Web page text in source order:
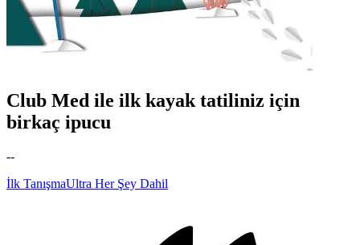
Club Med ile ilk kayak tatiliniz için
birkaç ipucu
--
İlk TanışmaUltra Her Şey Dahil